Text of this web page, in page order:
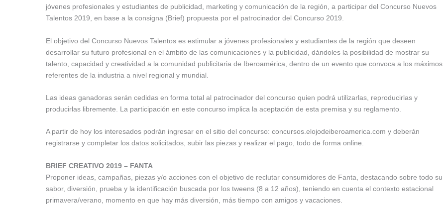
jóvenes profesionales y estudiantes de publicidad, marketing y comunicación de la región, a participar del Concurso Nuevos
Talentos 2019, en base a la consigna (Brief) propuesta por el patrocinador del Concurso 2019.
El objetivo del Concurso Nuevos Talentos es estimular a jóvenes profesionales y estudiantes de la región que deseen
desarrollar su futuro profesional en el ámbito de las comunicaciones y la publicidad, dándoles la posibilidad de mostrar su
talento, capacidad y creatividad a la comunidad publicitaria de Iberoamérica, dentro de un evento que convoca a los máximos
referentes de la industria a nivel regional y mundial.
Las ideas ganadoras serán cedidas en forma total al patrocinador del concurso quien podrá utilizarlas, reproducirlas y
producirlas libremente. La participación en este concurso implica la aceptación de esta premisa y su reglamento.
A partir de hoy los interesados podrán ingresar en el sitio del concurso: concursos.elojodeiberoamerica.com y deberán
registrarse y completar los datos solicitados, subir las piezas y realizar el pago, todo de forma online.
BRIEF CREATIVO 2019 – FANTA
Proponer ideas, campañas, piezas y/o acciones con el objetivo de reclutar consumidores de Fanta, destacando sobre todo su
sabor, diversión, prueba y la identificación buscada por los tweens (8 a 12 años), teniendo en cuenta el contexto estacional
primavera/verano, momento en que hay más diversión, más tiempo con amigos y vacaciones.